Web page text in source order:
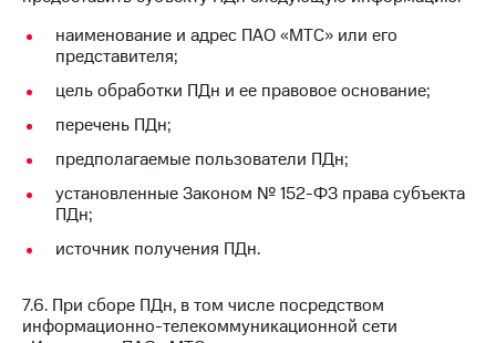
наименование и адрес ПАО «МТС» или его
представителя;
цель обработки ПДн и ее правовое основание;
перечень ПДн;
предполагаемые пользователи ПДн;
установленные Законом № 152-ФЗ права субъекта
ПДн;
источник получения ПДн.
7.6. При сборе ПДн, в том числе посредством
информационно-телекоммуникационной сети